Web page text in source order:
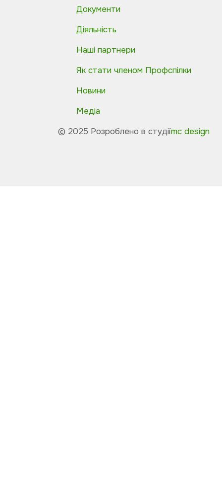
Документи
Діяльність
Наші партнери
Як стати членом Профспілки
Новини
Медіа
© 2025 Розроблено в студіїmc design